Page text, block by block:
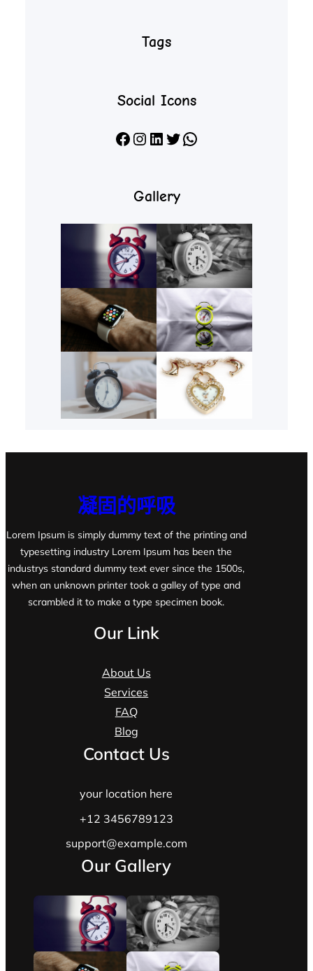
Tags
Social Icons
Facebook Instagram LinkedIn X WhatsApp
Gallery
凝固的呼吸
Lorem Ipsum is simply dummy text of the printing and
typesetting industry Lorem Ipsum has been the
industrys standard dummy text ever since the 1500s,
when an unknown printer took a galley of type and
scrambled it to make a type specimen book.
Our Link
About Us
Services
FAQ
Blog
Contact Us
your location here
+12 3456789123
support@example.com
Our Gallery